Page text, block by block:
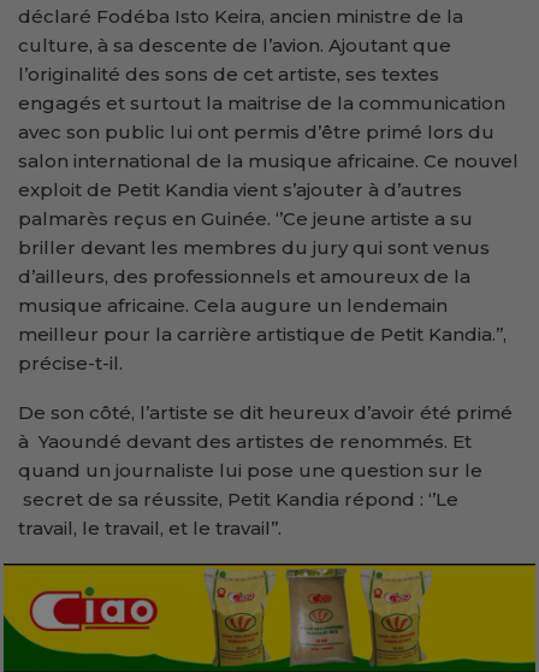
déclaré Fodéba Isto Keira, ancien ministre de la
culture, à sa descente de l’avion. Ajoutant que
l’originalité des sons de cet artiste, ses textes
engagés et surtout la maitrise de la communication
avec son public lui ont permis d’être primé lors du
salon international de la musique africaine. Ce nouvel
exploit de Petit Kandia vient s’ajouter à d’autres
palmarès reçus en Guinée. ‘’Ce jeune artiste a su
briller devant les membres du jury qui sont venus
d’ailleurs, des professionnels et amoureux de la
musique africaine. Cela augure un lendemain
meilleur pour la carrière artistique de Petit Kandia.’’,
précise-t-il.
De son côté, l’artiste se dit heureux d’avoir été primé
à Yaoundé devant des artistes de renommés. Et
quand un journaliste lui pose une question sur le
secret de sa réussite, Petit Kandia répond : ‘’Le
travail, le travail, et le travail’’.